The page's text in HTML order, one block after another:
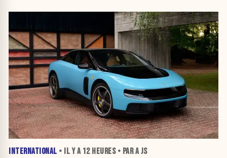
INTERNATIONAL • IL Y A 12 HEURES• PAR A JS